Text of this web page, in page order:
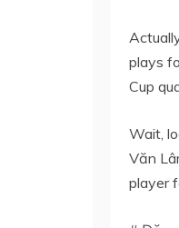
plays
Cup
Wait,
Văn
player